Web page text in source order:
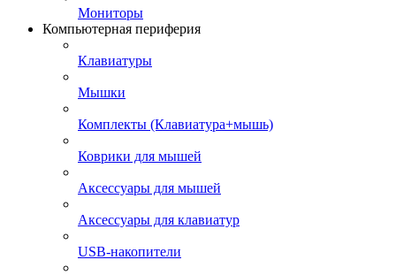
Мониторы
Компьютерная периферия
Клавиатуры
Мышки
Комплекты (Клавиатура+мышь)
Коврики для мышей
Аксессуары для мышей
Аксессуары для клавиатур
USB-накопители